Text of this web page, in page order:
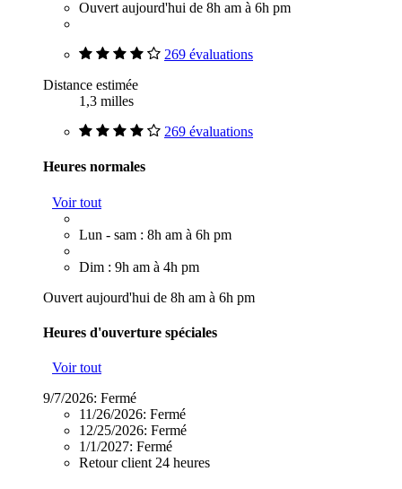
Ouvert aujourd'hui de 8h am à 6h pm
269 évaluations
Distance estimée
1,3 milles
269 évaluations
Heures normales
Voir tout
Lun - sam : 8h am à 6h pm
Dim : 9h am à 4h pm
Ouvert aujourd'hui de 8h am à 6h pm
Heures d'ouverture spéciales
Voir tout
9/7/2026: Fermé
11/26/2026: Fermé
12/25/2026: Fermé
1/1/2027: Fermé
Retour client 24 heures